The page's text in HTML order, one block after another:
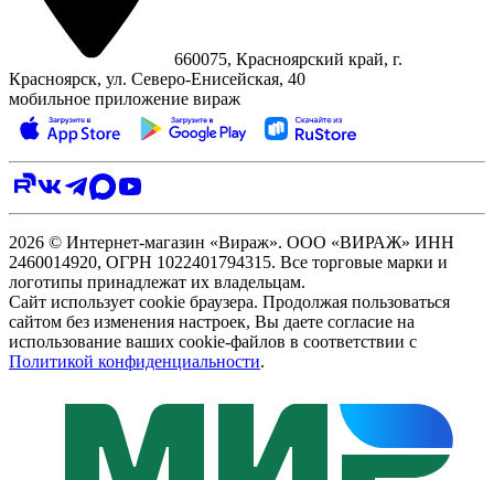
660075, Красноярский край, г.
Красноярск, ул. Северо‑Енисейская, 40
мобильное приложение вираж
2026 © Интернет-магазин «Вираж». ООО «ВИРАЖ» ИНН
2460014920, ОГРН 1022401794315. Все торговые марки и
логотипы принадлежат их владельцам.
Сайт использует cookie браузера. Продолжая пользоваться
сайтом без изменения настроек, Вы даете согласие на
использование ваших cookie-файлов в соответствии с
Политикой конфиденциальности.